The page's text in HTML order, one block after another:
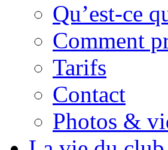
Qu’est-ce
Comment
Tarifs
Contact
Photos &